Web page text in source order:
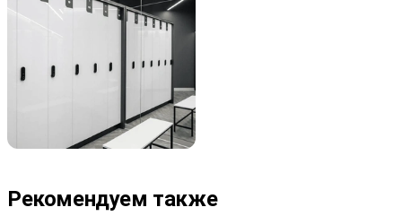
Рекомендуем также